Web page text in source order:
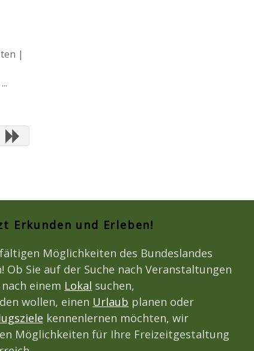
|
Erkunden und Erleben!
Möglichkeiten des Bundeslandes
Sie auf der Suche nach Veranstaltungen
einem Lokal suchen,
wollen, einen Urlaub planen oder
kennenlernen möchten, wir
Möglichkeiten für Ihre Freizeitgestaltung